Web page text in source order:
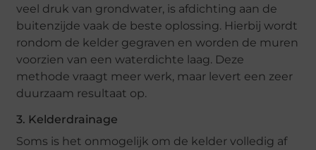
veel druk van grondwater, is afdichting aan de
buitenzijde vaak de beste oplossing. Hierbij wordt
rondom de kelder gegraven en worden de muren
voorzien van een waterdichte laag. Deze
methode vraagt meer werk, maar levert een zeer
duurzaam resultaat op.
3. Kelderdrainage
Soms is het onmogelijk om de kelder volledig af